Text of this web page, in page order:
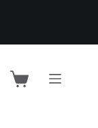
Shopping